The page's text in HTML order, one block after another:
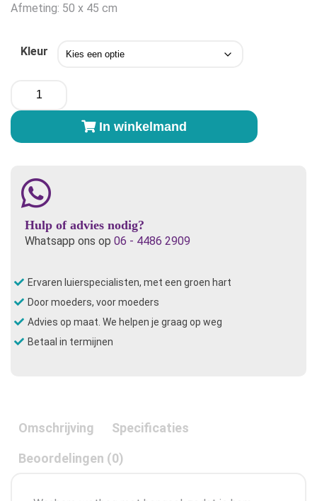
Afmeting: 50 x 45 cm
Kleur
Bamboolik
Wetbag
met
prints
aantal
In winkelmand
Hulp of advies nodig?
Whatsapp ons op 06 - 4486 2909
Ervaren luierspecialisten, met een groen hart
Door moeders, voor moeders
Advies op maat. We helpen je graag op weg
Betaal in termijnen
Omschrijving Specificaties
Beoordelingen (0)